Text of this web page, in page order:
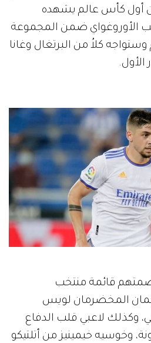
أول كأس عالم يشهده
الأوروغواي ضمن المجموعة
كلاُ من البرتغال وغانا
الأول.
ضمتهم قائمة منتخب
المخضرمان لويس
وكذلك لاعبي قلب الدفاع
وخوسيه خيمينيز من أتلتيكو